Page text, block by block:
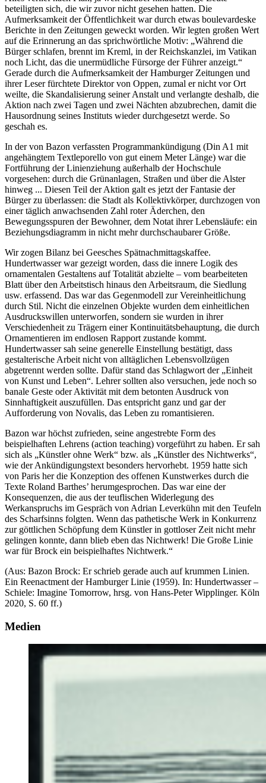
beteiligten sich, die wir zuvor nicht gesehen hatten. Die
Aufmerksamkeit der Öffentlichkeit war durch etwas boulevardeske
Berichte in den Zeitungen geweckt worden. Wir legten großen Wert
auf die Erinnerung an das sprichwörtliche Motiv: „Während die
Bürger schlafen, brennt im Kreml, in der Reichskanzlei, im Vatikan
noch Licht, das die unermüdliche Fürsorge der Führer anzeigt.“
Gerade durch die Aufmerksamkeit der Hamburger Zeitungen und
ihrer Leser fürchtete Direktor von Oppen, zumal er nicht vor Ort
weilte, die Skandalisierung seiner Anstalt und verlangte deshalb, die
Aktion nach zwei Tagen und zwei Nächten abzubrechen, damit die
Hausordnung seines Instituts wieder durchgesetzt werde. So
geschah es.
In der von Bazon verfassten Programmankündigung (Din A1 mit
angehängtem Textleporello von gut einem Meter Länge) war die
Fortführung der Linienziehung außerhalb der Hochschule
vorgesehen: durch die Grünanlagen, Straßen und über die Alster
hinweg ... Diesen Teil der Aktion galt es jetzt der Fantasie der
Bürger zu überlassen: die Stadt als Kollektivkörper, durchzogen von
einer täglich anwachsenden Zahl roter Äderchen, den
Bewegungsspuren der Bewohner, dem Notat ihrer Lebensläufe: ein
Beziehungsdiagramm in nicht mehr durchschaubarer Größe.
Wir zogen Bilanz bei Geesches Spätnachmittagskaffee.
Hundertwasser war gezeigt worden, dass die innere Logik des
ornamentalen Gestaltens auf Totalität abzielte – vom bearbeiteten
Blatt über den Arbeitstisch hinaus den Arbeitsraum, die Siedlung
usw. erfassend. Das war das Gegenmodell zur Vereinheitlichung
durch Stil. Nicht die einzelnen Objekte wurden dem einheitlichen
Ausdruckswillen unterworfen, sondern sie wurden in ihrer
Verschiedenheit zu Trägern einer Kontinuitätsbehauptung, die durch
Ornamentieren im endlosen Rapport zustande kommt.
Hundertwasser sah seine generelle Einstellung bestätigt, dass
gestalterische Arbeit nicht von alltäglichen Lebensvollzügen
abgetrennt werden sollte. Dafür stand das Schlagwort der „Einheit
von Kunst und Leben“. Lehrer sollten also versuchen, jede noch so
banale Geste oder Aktivität mit dem betonten Ausdruck von
Sinnhaftigkeit auszufüllen. Das entspricht ganz und gar der
Aufforderung von Novalis, das Leben zu romantisieren.
Bazon war höchst zufrieden, seine angestrebte Form des
beispielhaften Lehrens (action teaching) vorgeführt zu haben. Er sah
sich als „Künstler ohne Werk“ bzw. als „Künstler des Nichtwerks“,
wie der Ankündigungstext besonders hervorhebt. 1959 hatte sich
von Paris her die Konzeption des offenen Kunstwerkes durch die
Texte Roland Barthes’ herumgesprochen. Das war eine der
Konsequenzen, die aus der teuflischen Widerlegung des
Werkanspruchs im Gespräch von Adrian Leverkühn mit den Teufeln
des Scharfsinns folgten. Wenn das pathetische Werk in Konkurrenz
zur göttlichen Schöpfung dem Künstler in gottloser Zeit nicht mehr
gelingen konnte, dann blieb eben das Nichtwerk! Die Große Linie
war für Brock ein beispielhaftes Nichtwerk.“
(Aus: Bazon Brock: Er schrieb gerade auch auf krummen Linien.
Ein Reenactment der Hamburger Linie (1959). In: Hundertwasser –
Schiele: Imagine Tomorrow, hrsg. von Hans-Peter Wipplinger. Köln
2020, S. 60 ff.)
Medien